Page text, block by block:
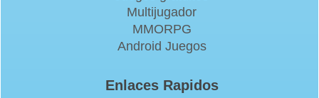
Multijugador
MMORPG
Android Juegos
Enlaces Rapidos